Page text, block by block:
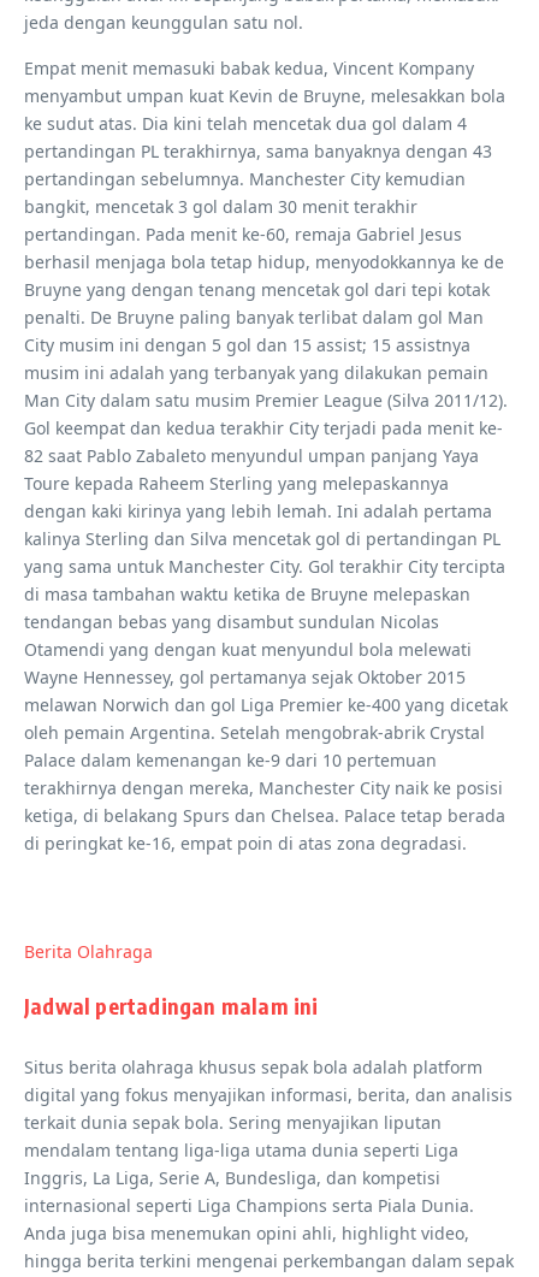
jeda dengan keunggulan satu nol.
Empat menit memasuki babak kedua, Vincent Kompany
menyambut umpan kuat Kevin de Bruyne, melesakkan bola
ke sudut atas. Dia kini telah mencetak dua gol dalam 4
pertandingan PL terakhirnya, sama banyaknya dengan 43
pertandingan sebelumnya. Manchester City kemudian
bangkit, mencetak 3 gol dalam 30 menit terakhir
pertandingan. Pada menit ke-60, remaja Gabriel Jesus
berhasil menjaga bola tetap hidup, menyodokkannya ke de
Bruyne yang dengan tenang mencetak gol dari tepi kotak
penalti. De Bruyne paling banyak terlibat dalam gol Man
City musim ini dengan 5 gol dan 15 assist; 15 assistnya
musim ini adalah yang terbanyak yang dilakukan pemain
Man City dalam satu musim Premier League (Silva 2011/12).
Gol keempat dan kedua terakhir City terjadi pada menit ke-
82 saat Pablo Zabaleto menyundul umpan panjang Yaya
Toure kepada Raheem Sterling yang melepaskannya
dengan kaki kirinya yang lebih lemah. Ini adalah pertama
kalinya Sterling dan Silva mencetak gol di pertandingan PL
yang sama untuk Manchester City. Gol terakhir City tercipta
di masa tambahan waktu ketika de Bruyne melepaskan
tendangan bebas yang disambut sundulan Nicolas
Otamendi yang dengan kuat menyundul bola melewati
Wayne Hennessey, gol pertamanya sejak Oktober 2015
melawan Norwich dan gol Liga Premier ke-400 yang dicetak
oleh pemain Argentina. Setelah mengobrak-abrik Crystal
Palace dalam kemenangan ke-9 dari 10 pertemuan
terakhirnya dengan mereka, Manchester City naik ke posisi
ketiga, di belakang Spurs dan Chelsea. Palace tetap berada
di peringkat ke-16, empat poin di atas zona degradasi.
Berita Olahraga
Jadwal pertadingan malam ini
Situs berita olahraga khusus sepak bola adalah platform
digital yang fokus menyajikan informasi, berita, dan analisis
terkait dunia sepak bola. Sering menyajikan liputan
mendalam tentang liga-liga utama dunia seperti Liga
Inggris, La Liga, Serie A, Bundesliga, dan kompetisi
internasional seperti Liga Champions serta Piala Dunia.
Anda juga bisa menemukan opini ahli, highlight video,
hingga berita terkini mengenai perkembangan dalam sepak